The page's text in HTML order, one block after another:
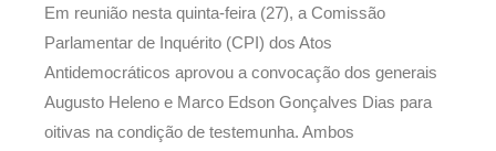
Em reunião nesta quinta-feira (27), a Comissão
Parlamentar de Inquérito (CPI) dos Atos
Antidemocráticos aprovou a convocação dos generais
Augusto Heleno e Marco Edson Gonçalves Dias para
oitivas na condição de testemunha. Ambos